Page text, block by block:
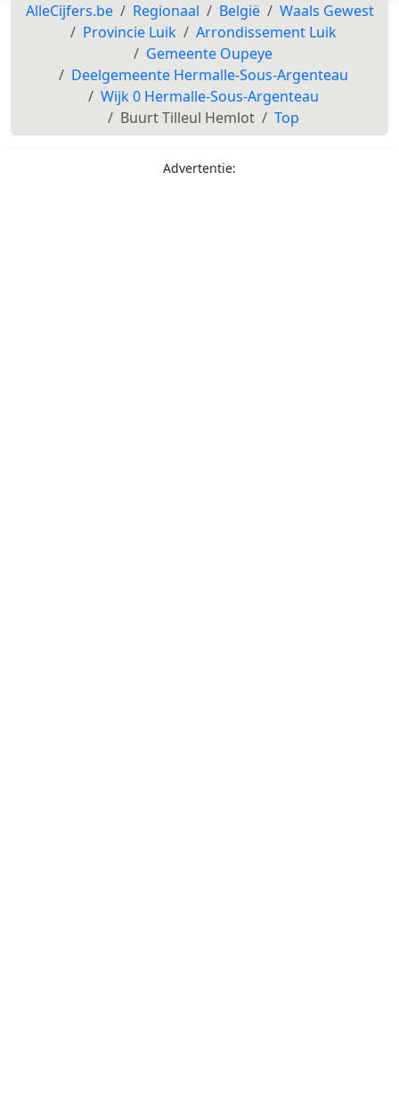
AlleCijfers.be Regionaal België
Waals Gewest
Provincie Luik
Arrondissement Luik
Gemeente Oupeye
Deelgemeente Hermalle-Sous-Argenteau
Wijk 0 Hermalle-Sous-Argenteau
Buurt Tilleul Hemlot
Top
Advertentie: